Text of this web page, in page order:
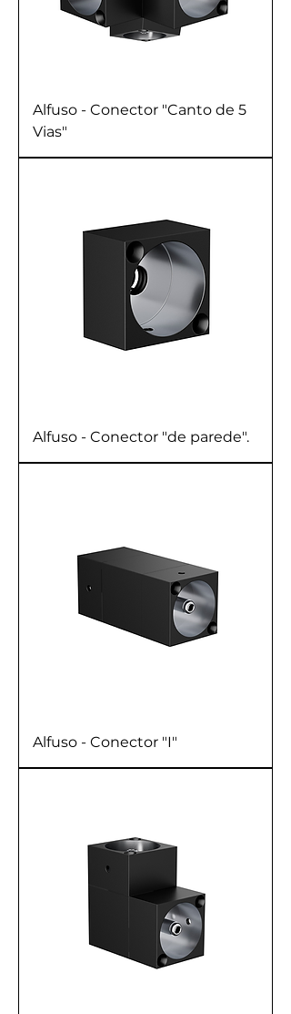
Alfuso - Conector "Canto de 5
Vias"
Alfuso - Conector "de parede".
Alfuso - Conector "I"